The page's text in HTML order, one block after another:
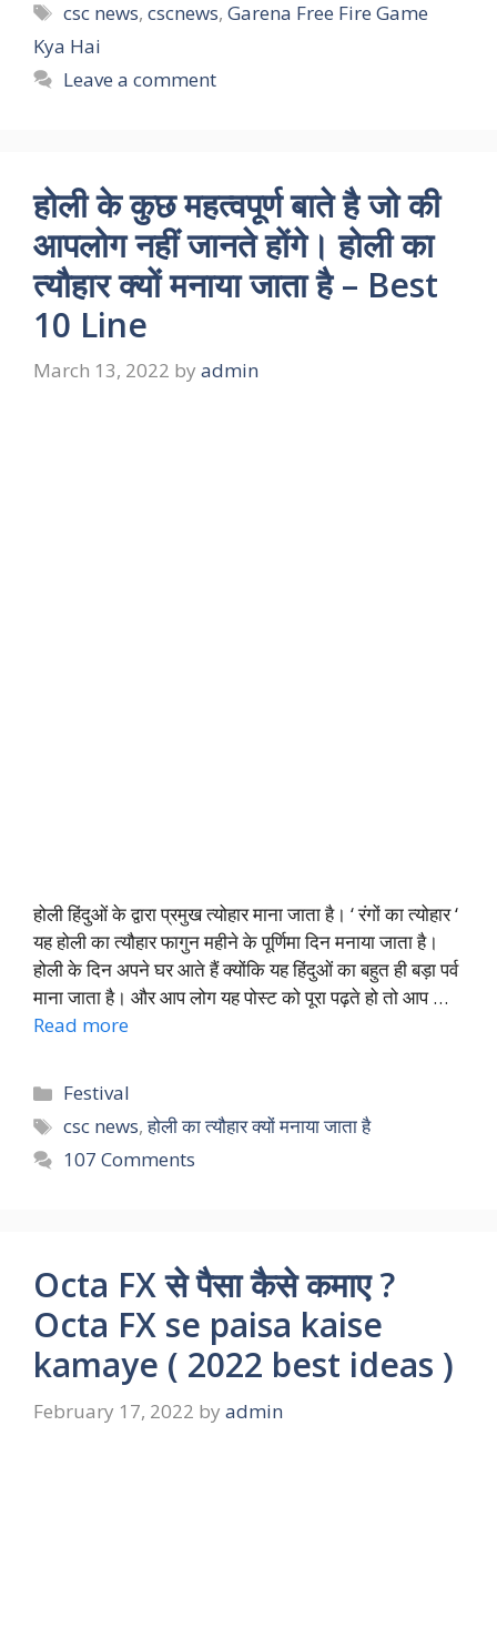
Tags
csc news,cscnews,Garena Free Fire Game
Kya Hai
Leave a comment
होली के कुछ महत्वपूर्ण बाते है जो की
आपलोग नहीं जानते होंगे। होली का
त्यौहार क्यों मनाया जाता है – Best
10 Line
March 13, 2022 by admin
होली हिंदुओं के द्वारा प्रमुख त्योहार माना जाता है। ‘ रंगों का त्योहार ‘
यह होली का त्यौहार फागुन महीने के पूर्णिमा दिन मनाया जाता है।
होली के दिन अपने घर आते हैं क्योंकि यह हिंदुओं का बहुत ही बड़ा पर्व
माना जाता है। और आप लोग यह पोस्ट को पूरा पढ़ते हो तो आप …
Read more
Categories
Festival
Tags
csc news,होली का त्यौहार क्यों मनाया जाता है
107 Comments
Octa FX से पैसा कैसे कमाए ?
Octa FX se paisa kaise
kamaye ( 2022 best ideas )
February 17, 2022 by admin